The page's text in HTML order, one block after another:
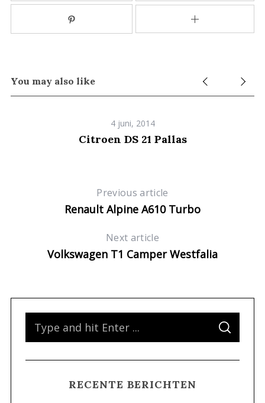
You may also like
4 juni, 2014
Citroen DS 21 Pallas
Previous article
Renault Alpine A610 Turbo
Next article
Volkswagen T1 Camper Westfalia
S
A
C
RECENTE BERICHTEN